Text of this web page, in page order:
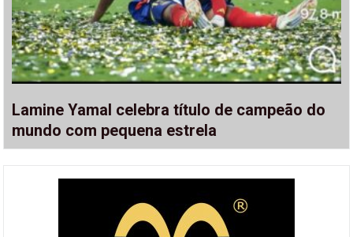
Lamine Yamal celebra título de campeão do
mundo com pequena estrela